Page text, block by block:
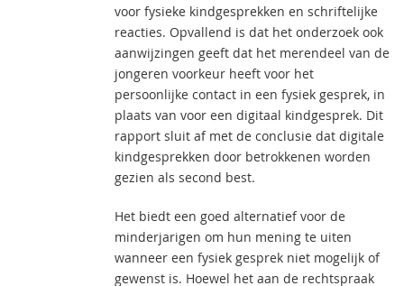
voor fysieke kindgesprekken en schriftelijke
reacties. Opvallend is dat het onderzoek ook
aanwijzingen geeft dat het merendeel van de
jongeren voorkeur heeft voor het
persoonlijke contact in een fysiek gesprek, in
plaats van voor een digitaal kindgesprek. Dit
rapport sluit af met de conclusie dat digitale
kindgesprekken door betrokkenen worden
gezien als second best.
Het biedt een goed alternatief voor de
minderjarigen om hun mening te uiten
wanneer een fysiek gesprek niet mogelijk of
gewenst is. Hoewel het aan de rechtspraak